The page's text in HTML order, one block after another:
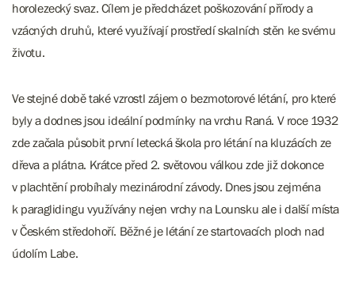
horolezecký svaz. Cílem je předcházet poškozování přírody a
vzácných druhů, které využívají prostředí skalních stěn ke svému
životu.
Ve stejné době také vzrostl zájem o bezmotorové létání, pro které
byly a dodnes jsou ideální podmínky na vrchu Raná. V roce 1932
zde začala působit první letecká škola pro létání na kluzácích ze
dřeva a plátna. Krátce před 2. světovou válkou zde již dokonce
v plachtění probíhaly mezinárodní závody. Dnes jsou zejména
k paraglidingu využívány nejen vrchy na Lounsku ale i další místa
v Českém středohoří. Běžné je létání ze startovacích ploch nad
údolím Labe.